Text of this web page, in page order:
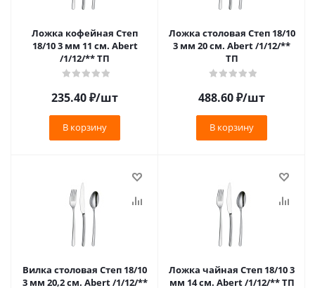
Ложка кофейная Степ
18/10 3 мм 11 см. Abert
/1/12/** ТП
235.40₽/шт
В корзину
Ложка столовая Степ 18/10
3 мм 20 см. Abert /1/12/**
ТП
488.60₽/шт
В корзину
Вилка столовая Степ 18/10
3 мм 20,2 см. Abert /1/12/**
Ложка чайная Степ 18/10 3
мм 14 см. Abert /1/12/** ТП